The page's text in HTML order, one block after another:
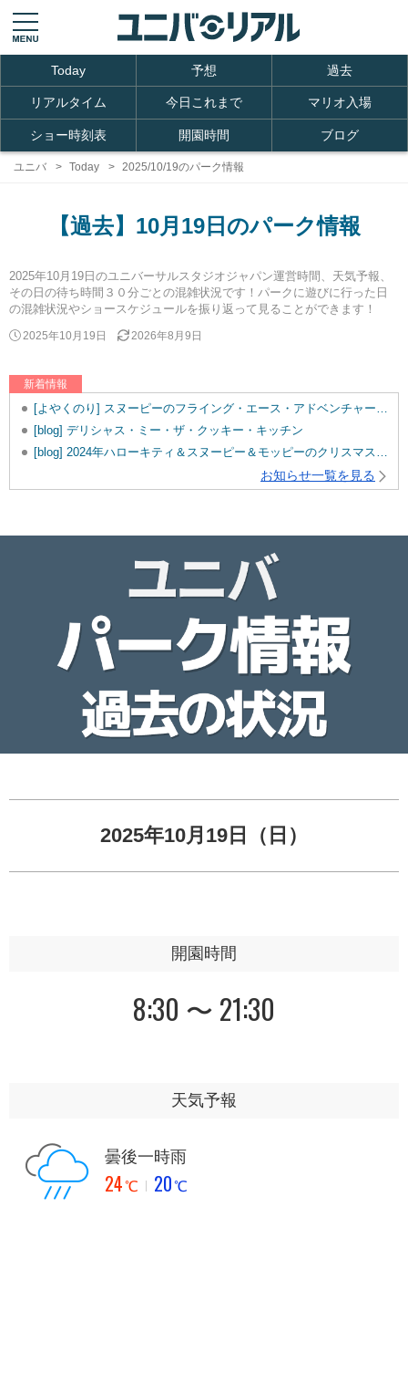
Today 予想 過去
リアルタイム 今日これまで マリオ入場
ショー時刻表 開園時間 ブログ
ユニバ Today 2025/10/19のパーク情報
【過去】10月19日のパーク情報
2025年10月19日のユニバーサルスタジオジャパン運営時間、天気予報、
その日の待ち時間３０分ごとの混雑状況です！パークに遊びに行った日
の混雑状況やショースケジュールを振り返って見ることができます！
2025年10月19日 2026年8月9日
新着情報
[よやくのり] スヌーピーのフライング・エース・アドベンチャーを追加しました。
[blog] デリシャス・ミー・ザ・クッキー・キッチン
[blog] 2024年ハローキティ＆スヌーピー＆モッピーのクリスマスグッズ♡
お知らせ一覧を見る
2025年10月19日（日）
開園時間
8:30 〜 21:30
天気予報
曇後一時雨
24℃ 20℃